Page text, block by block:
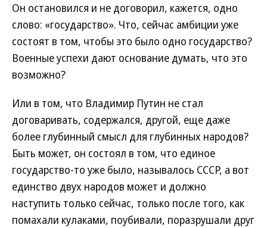
Он остановился и не договорил, кажется, одно
слово: «государство». Что, сейчас амбиции уже
состоят в том, чтобы это было одно государство?
Военные успехи дают основание думать, что это
возможно?
Или в том, что Владимир Путин не стал
договаривать, содержался, другой, еще даже
более глубинный смысл для глубинных народов?
Быть может, он состоял в том, что единое
государство-то уже было, называлось СССР, а вот
единство двух народов может и должно
наступить только сейчас, только после того, как
помахали кулаками, поубивали, поразрушали друг